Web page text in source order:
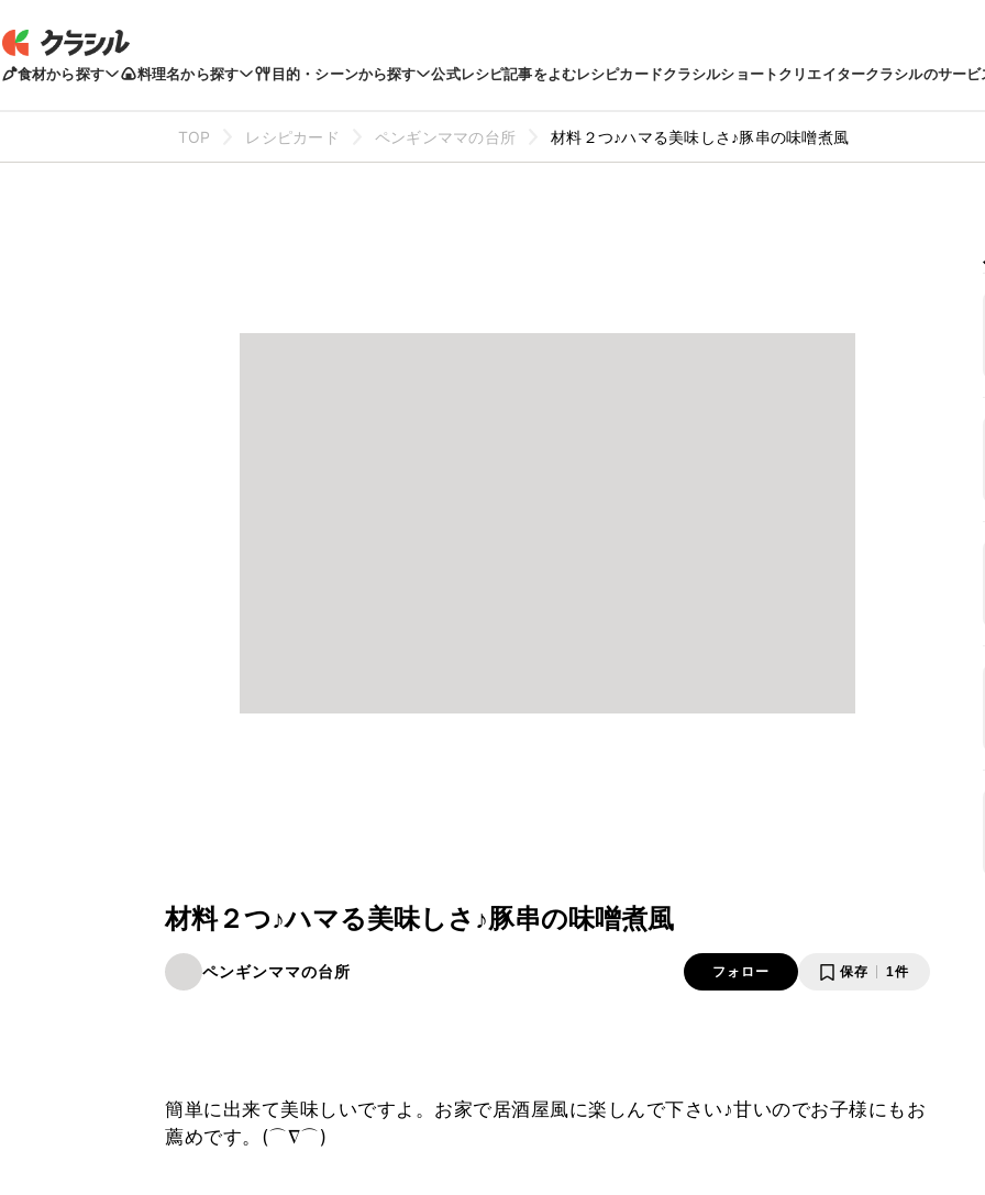
食材から探す 料理名から探す 目的・シーンから探す 公式レシピ記事をよむレシピカードクラシルショートクリエイタークラシルのサービ
TOP レシピカード ペンギンママの台所 材料２つ♪ハマる美味しさ♪豚串の味噌煮風
材料２つ♪ハマる美味しさ♪豚串の味噌煮風
ペンギンママの台所 フォロー 保存 1件
簡単に出来て美味しいですよ。お家で居酒屋風に楽しんで下さい♪甘いのでお子様にもお
薦めです。(⌒∇⌒)